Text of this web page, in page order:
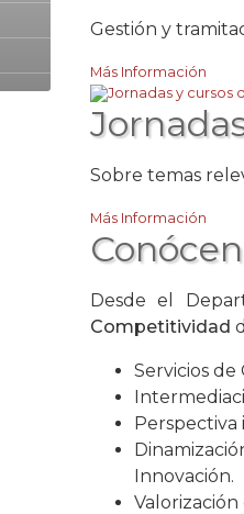
Gestión y
Más Información
Sobre temas
Más Información
Desde el
Competitividad
Servicios de
Innovación.